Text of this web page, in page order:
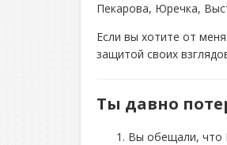
Пекарова, Юречка,
Если вы хотите от
защитой своих
Ты давно
Вы обещали, что